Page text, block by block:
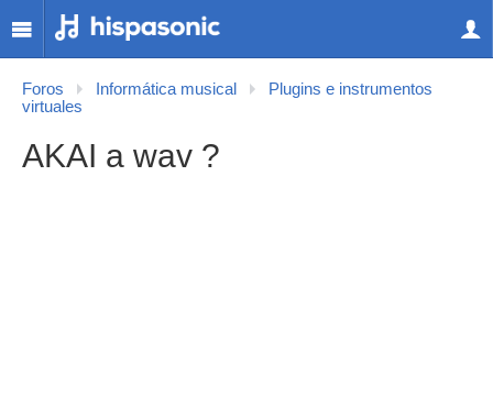
Foros Informática musical
Plugins e instrumentos
virtuales
AKAI a wav ?